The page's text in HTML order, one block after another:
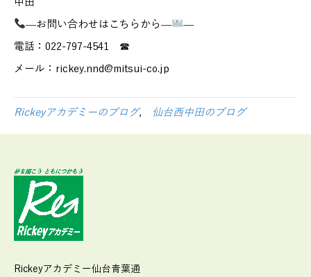
—お問い合わせはこちらから—
—
電話：022-797-4541 ☎
メール：rickey.nnd@mitsui-co.jp
Rickeyアカデミーのブログ, 仙台西中田のブログ
Rickeyアカデミー仙台青葉通